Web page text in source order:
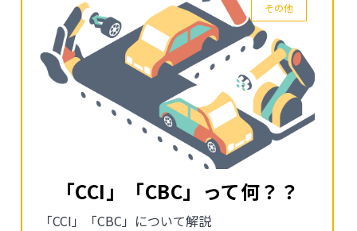
その他
「CCI」「CBC」って何？？
「CCI」「CBC」について解説